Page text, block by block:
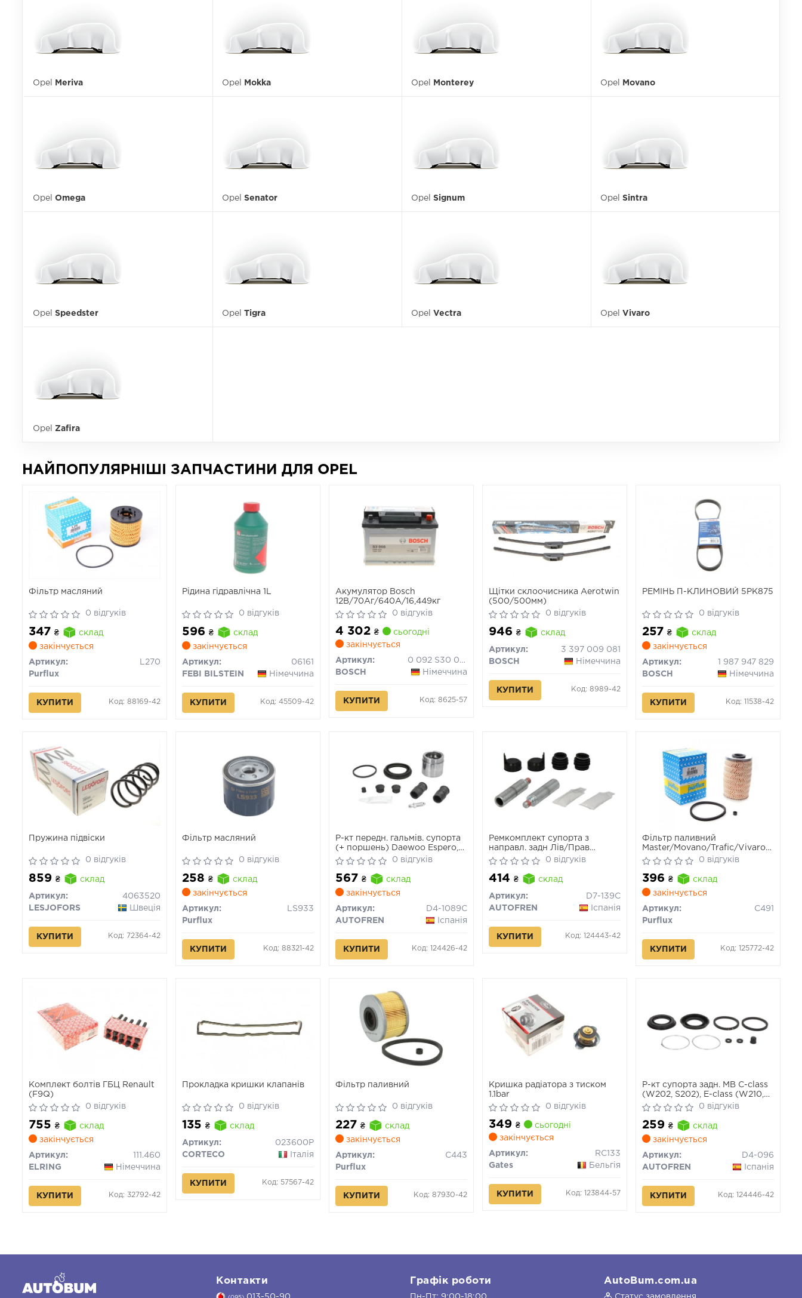
Opel Meriva Opel Mokka Opel Monterey Opel Movano
Opel Omega Opel Senator Opel Signum Opel Sintra
Opel Speedster Opel Tigra Opel Vectra Opel Vivaro
Opel Zafira
НАЙПОПУЛЯРНІШІ ЗАПЧАСТИНИ ДЛЯ OPEL
Фільтр масляний
0 відгуків
347 ₴
склад
закінчується
Артикул:
L270
Purflux
КУПИТИ Код: 88169-42
Рідина гідравлічна 1L
0 відгуків
596 ₴
склад
закінчується
Артикул:
06161
FEBI BILSTEIN
Німеччина
КУПИТИ Код: 45509-42
Акумулятор Bosch
12В/70Аг/640А/16,449кг
0 відгуків
4 302 ₴
сьогодні
закінчується
Артикул:
0 092 S30 080
BOSCH
Німеччина
КУПИТИ Код: 8625-57
Щітки склоочисника Aerotwin
(500/500мм)
0 відгуків
946 ₴ склад
Артикул:
3 397 009 081
BOSCH
Німеччина
КУПИТИ Код: 8989-42
РЕМІНЬ П-КЛИНОВИЙ 5PK875
0 відгуків
257 ₴
склад
закінчується
Артикул:
1 987 947 829
BOSCH
Німеччина
КУПИТИ Код: 11538-42
Пружина підвіски
0 відгуків
859 ₴ склад
Артикул:
4063520
LESJOFORS
Швеція
КУПИТИ Код: 72364-42
Фільтр масляний
0 відгуків
258 ₴
склад
закінчується
Артикул:
LS933
Purflux
КУПИТИ Код: 88321-42
Р-кт передн. гальмів. супорта
(+ поршень) Daewoo Espero,
Lanos, Sens, Nexia /Opel
Ascona C, Astra F, Kadett E,
Vectra A, B (Ate 52mm)
0 відгуків
567 ₴
склад
закінчується
Артикул:
D4-1089C
AUTOFREN
Іспанія
КУПИТИ Код: 124426-42
Ремкомплект супорта з
направл. задн Лів/Прав
NISSAN NV400, OPEL
MOVANO B, RENAULT MASTER
III 2.3D 02.10-
0 відгуків
414 ₴ склад
Артикул:
D7-139C
AUTOFREN
Іспанія
КУПИТИ Код: 124443-42
Фільтр паливний
Master/Movano/Trafic/Vivaro
1.9-3.0 dCi 03>(Purflux)
0 відгуків
396 ₴
склад
закінчується
Артикул:
C491
Purflux
КУПИТИ Код: 125772-42
Комплект болтів ГБЦ Renault
(F9Q)
0 відгуків
755 ₴
склад
закінчується
Артикул:
111.460
ELRING
Німеччина
КУПИТИ Код: 32792-42
Прокладка кришки клапанів
0 відгуків
135 ₴ склад
Артикул:
023600P
CORTECO
Італія
КУПИТИ Код: 57567-42
Фільтр паливний
0 відгуків
227 ₴
склад
закінчується
Артикул:
C443
Purflux
КУПИТИ Код: 87930-42
Кришка радіатора з тиском
1.1bar
0 відгуків
349 ₴
сьогодні
закінчується
Артикул:
RC133
Gates
Бельгія
КУПИТИ Код: 123844-57
Р-кт супорта задн. MB C-class
(W202, S202), E-class (W210,
S124, S210), S-class (W126) (Ate
38mm)
0 відгуків
259 ₴
склад
закінчується
Артикул:
D4-096
AUTOFREN
Іспанія
КУПИТИ Код: 124446-42
Контакти Графік роботи AutoBum.com.ua